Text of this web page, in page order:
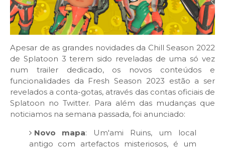
Apesar de as grandes novidades da Chill Season 2022
de Splatoon 3 terem sido reveladas de uma só vez
num trailer dedicado, os novos conteúdos e
funcionalidades da Fresh Season 2023 estão a ser
revelados a conta-gotas, através das contas oficiais de
Splatoon no Twitter. Para além das mudanças que
noticiamos na semana passada, foi anunciado:
Novo mapa: Um'ami Ruins, um local
antigo com artefactos misteriosos, é um